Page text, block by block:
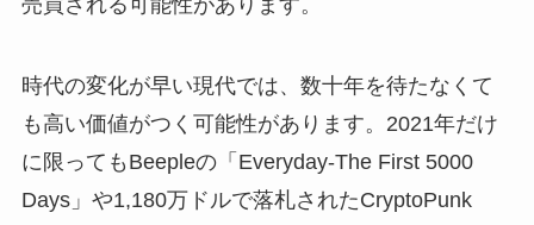
売買される可能性があります。
時代の変化が早い現代では、数十年を待たなくて
も高い価値がつく可能性があります。2021年だけ
に限ってもBeepleの「Everyday-The First 5000
Days」や1,180万ドルで落札されたCryptoPunk